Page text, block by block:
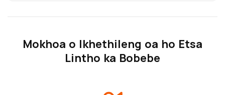
Mokhoa o Ikhethileng oa ho Etsa
Lintho ka Bobebe